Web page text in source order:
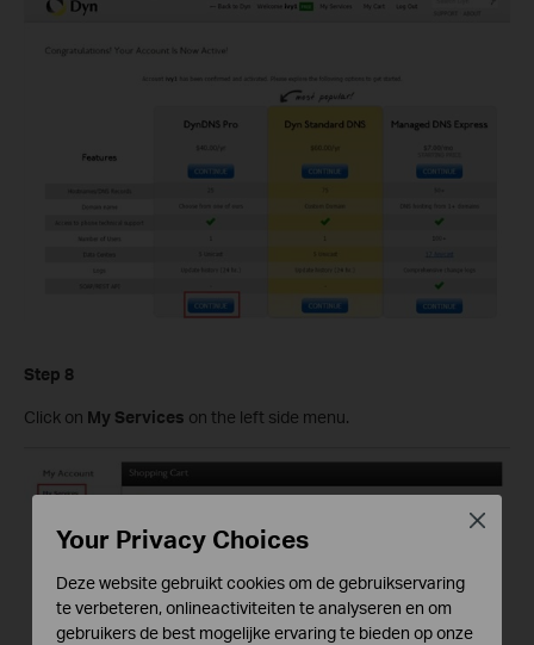
Step 8
Click on My Services on the left side menu.
Your Privacy Choices
Deze website gebruikt cookies om de gebruikservaring
te verbeteren, onlineactiviteiten te analyseren en om
gebruikers de best mogelijke ervaring te bieden op onze
Close